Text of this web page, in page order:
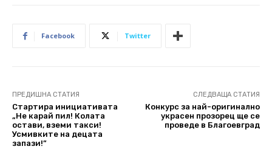
Facebook Twitter
ПРЕДИШНА СТАТИЯ
Стартира инициативата
„Не карай пил! Колата
остави, вземи такси!
Усмивките на децата
запази!”
СЛЕДВАЩА СТАТИЯ
Конкурс за най-оригинално
украсен прозорец ще се
проведе в Благоевград